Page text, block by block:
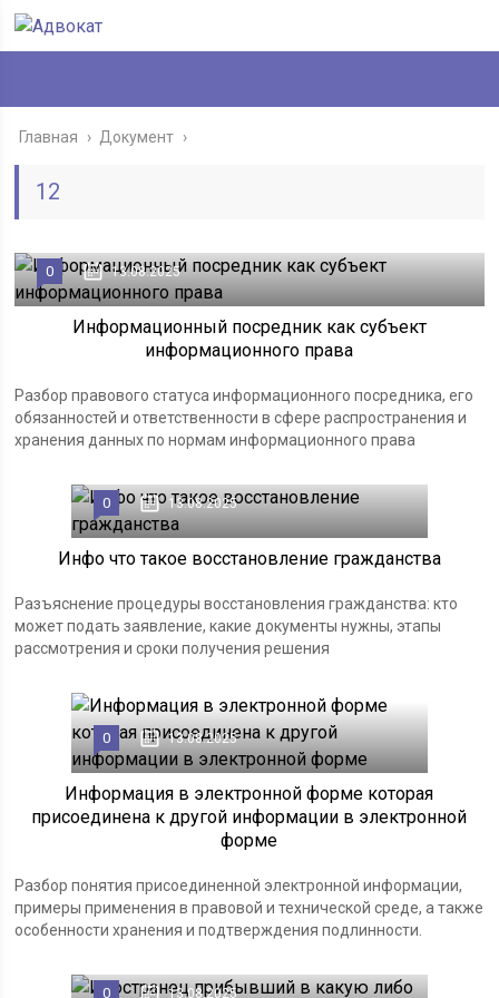
Главная › Документ ›
12
0 13.08.2025
Информационный посредник как субъект
информационного права
Разбор правового статуса информационного посредника, его
обязанностей и ответственности в сфере распространения и
хранения данных по нормам информационного права
0 13.08.2025
Инфо что такое восстановление гражданства
Разъяснение процедуры восстановления гражданства: кто
может подать заявление, какие документы нужны, этапы
рассмотрения и сроки получения решения
0 13.08.2025
Информация в электронной форме которая
присоединена к другой информации в электронной
форме
Разбор понятия присоединенной электронной информации,
примеры применения в правовой и технической среде, а также
особенности хранения и подтверждения подлинности.
0 13.08.2025